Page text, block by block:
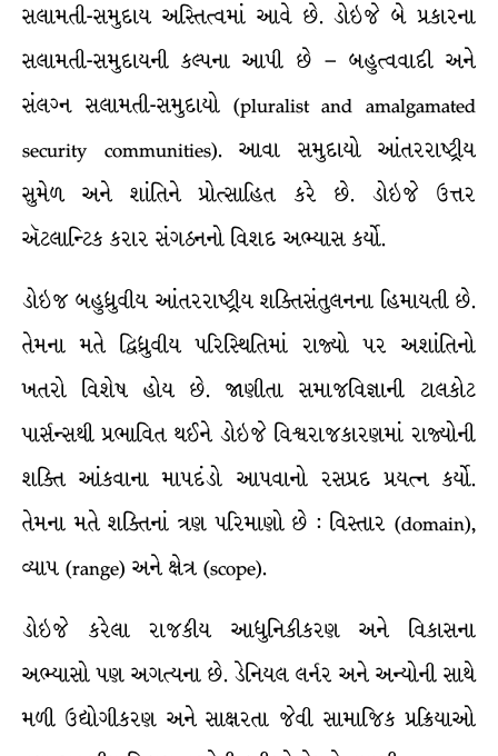
સલામતી-સમુદાય અસ્તિત્વમાં આવે છે. ડોઇજે બે પ્રકારના
સલામતી-સમુદાયની કલ્પના આપી છે – બહુત્વવાદી અને
સંલગ્ન સલામતી-સમુદાયો (pluralist and amalgamated
security communities). આવા સમુદાયો આંતરરાષ્ટ્રીય
સુમેળ અને શાંતિને પ્રોત્સાહિત કરે છે. ડોઇજે ઉત્તર
ઍટલાન્ટિક કરાર સંગઠનનો વિશદ અભ્યાસ કર્યો.
ડોઇજ બહુધ્રુવીય આંતરરાષ્ટ્રીય શક્તિસંતુલનના હિમાયતી છે.
તેમના મતે દ્વિધ્રુવીય પરિસ્થિતિમાં રાજ્યો પર અશાંતિનો
ખતરો વિશેષ હોય છે. જાણીતા સમાજવિજ્ઞાની ટાલકોટ
પાર્સન્સથી પ્રભાવિત થઈને ડોઇજે વિશ્વરાજકારણમાં રાજ્યોની
શક્તિ આંકવાના માપદંડો આપવાનો રસપ્રદ પ્રયત્ન કર્યો.
તેમના મતે શક્તિનાં ત્રણ પરિમાણો છે : વિસ્તાર (domain),
વ્યાપ (range) અને ક્ષેત્ર (scope).
ડોઇજે કરેલા રાજકીય આધુનિકીકરણ અને વિકાસના
અભ્યાસો પણ અગત્યના છે. ડેનિયલ લર્નર અને અન્યોની સાથે
મળી ઉદ્યોગીકરણ અને સાક્ષરતા જેવી સામાજિક પ્રક્રિયાઓ